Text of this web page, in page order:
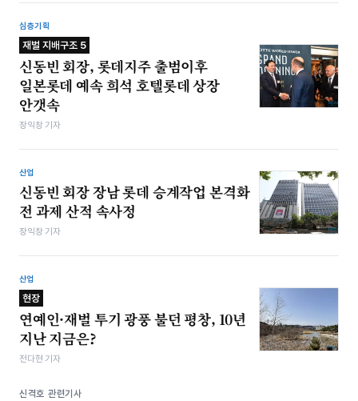
심층기획
재벌 지배구조 5
신동빈 회장, 롯데지주 출범이후
일본롯데 예속 희석 호텔롯데 상장
안갯속
장익창 기자
산업
신동빈 회장 장남 롯데 승계작업 본격화
전 과제 산적 속사정
장익창 기자
산업
현장
연예인·재벌 투기 광풍 불던 평창, 10년
지난 지금은?
전다현 기자
신격호 관련기사